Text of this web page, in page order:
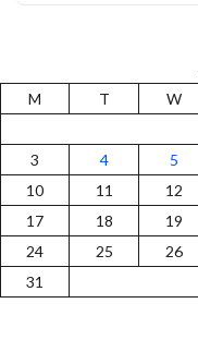
M
T W
3
4 5
10
11 12
17
18 19
24
25 26
31